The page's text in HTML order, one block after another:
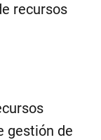
recursos
gestión de